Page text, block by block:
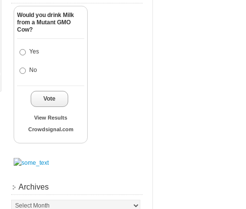
Would you drink Milk
from a Mutant GMO
Cow?
Yes
No
Vote
View Results
Crowdsignal.com
Archives